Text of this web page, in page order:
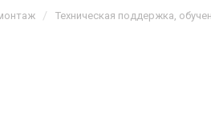
/ Техническая поддержка,